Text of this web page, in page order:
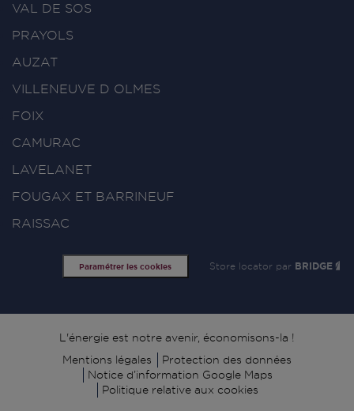
VAL DE SOS
PRAYOLS
AUZAT
VILLENEUVE D OLMES
FOIX
CAMURAC
LAVELANET
FOUGAX ET BARRINEUF
RAISSAC
Paramétrer les cookies Store locator par BRIDGE
Signature
L'énergie est notre avenir, économisons-la !
Mentions légales
Protection des données
Notice d’information Google Maps
Politique relative aux cookies